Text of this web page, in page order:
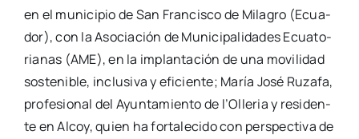
en el muni­ci­pio de San Fran­cis­co de Mila­gro (Ecua­
dor), con la Aso­cia­ción de Muni­ci­pa­li­da­des Ecua­to­
ria­nas (AME), en la implan­ta­ción de una movi­li­dad
sos­te­ni­ble, inclu­si­va y efi­cien­te; María José Ruza­fa,
pro­fe­sio­nal del Ayun­ta­mien­to de l’O­lle­ria y resi­den­
te en Alcoy, quien ha for­ta­le­ci­do con pers­pec­ti­va de